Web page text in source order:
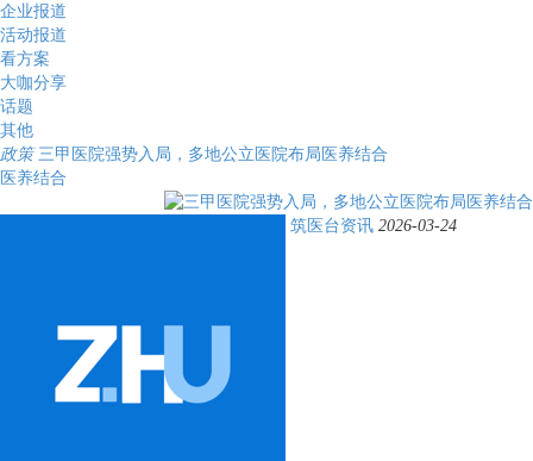
企业报道
活动报道
看方案
大咖分享
话题
其他
政策三甲医院强势入局，多地公立医院布局医养结合
医养结合
筑医台资讯 2026-03-24